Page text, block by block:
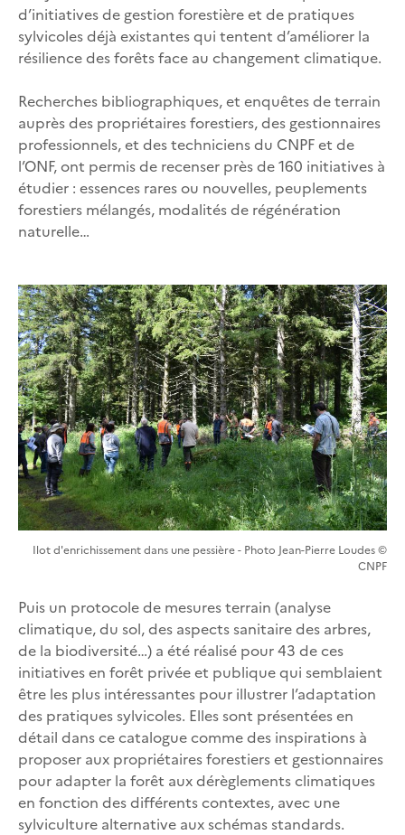
d’initiatives de gestion forestière et de pratiques
sylvicoles déjà existantes qui tentent d’améliorer la
résilience des forêts face au changement climatique.
Recherches bibliographiques, et enquêtes de terrain
auprès des propriétaires forestiers, des gestionnaires
professionnels, et des techniciens du CNPF et de
l’ONF, ont permis de recenser près de 160 initiatives à
étudier : essences rares ou nouvelles, peuplements
forestiers mélangés, modalités de régénération
naturelle…
Ilot d'enrichissement dans une pessière - Photo Jean-Pierre Loudes ©
CNPF
Puis un protocole de mesures terrain (analyse
climatique, du sol, des aspects sanitaire des arbres,
de la biodiversité…) a été réalisé pour 43 de ces
initiatives en forêt privée et publique qui semblaient
être les plus intéressantes pour illustrer l’adaptation
des pratiques sylvicoles. Elles sont présentées en
détail dans ce catalogue comme des inspirations à
proposer aux propriétaires forestiers et gestionnaires
pour adapter la forêt aux dérèglements climatiques
en fonction des différents contextes, avec une
sylviculture alternative aux schémas standards.